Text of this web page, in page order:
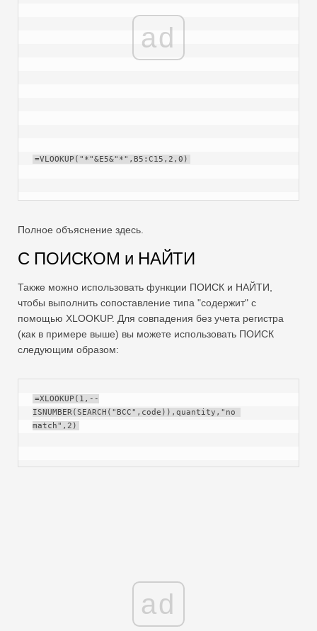
ad
=VLOOKUP("*"&E5&"*",B5:C15,2,0)
Полное объяснение здесь.
С ПОИСКОМ и НАЙТИ
Также можно использовать функции ПОИСК и НАЙТИ,
чтобы выполнить сопоставление типа "содержит" с
помощью XLOOKUP. Для совпадения без учета регистра
(как в примере выше) вы можете использовать ПОИСК
следующим образом:
=XLOOKUP(1,--
ISNUMBER(SEARCH("BCC",code)),quantity,"no
match",2)
ad